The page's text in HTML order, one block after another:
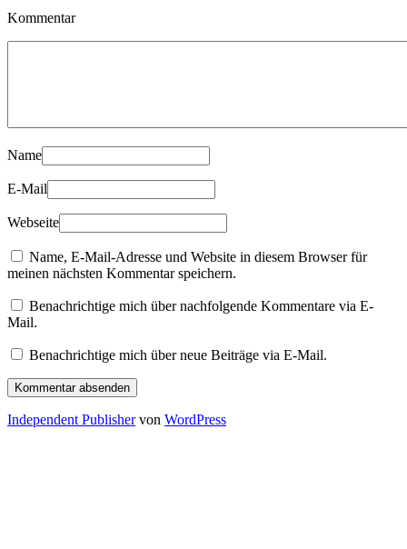
Kommentar
Name
E-Mail
Webseite
Name, E-Mail-Adresse und Website in diesem Browser für
meinen nächsten Kommentar speichern.
Benachrichtige mich über nachfolgende Kommentare via E-
Mail.
Benachrichtige mich über neue Beiträge via E-Mail.
Independent Publishervon WordPress